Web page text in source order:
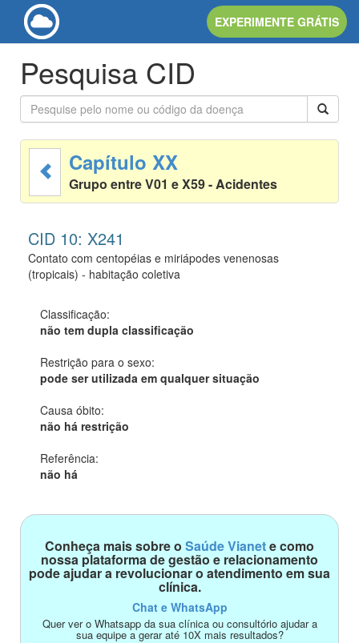
EXPERIMENTE GRÁTIS
Pesquisa CID
Capítulo XX
Grupo entre V01 e X59 - Acidentes
CID 10: X241
Contato com centopéias e miriápodes venenosas
(tropicais) - habitação coletiva
Classificação:
não tem dupla classificação
Restrição para o sexo:
pode ser utilizada em qualquer situação
Causa óbito:
não há restrição
Referência:
não há
Conheça mais sobre o Saúde Vianete como
nossa plataforma de gestão e relacionamento
pode ajudar a revolucionar o atendimento em sua
clínica.
Chat e WhatsApp
Quer ver o Whatsapp da sua clínica ou consultório ajudar a
sua equipe a gerar até 10X mais resultados?